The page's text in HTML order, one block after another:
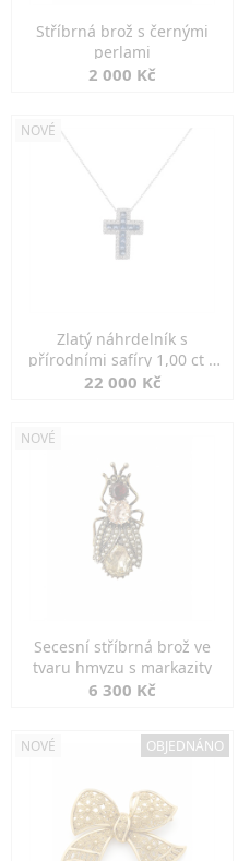
Stříbrná brož s černými
perlami
2 000 Kč
NOVÉ
Zlatý náhrdelník s
přírodními safíry 1,00 ct a
diamanty
22 000 Kč
NOVÉ
Secesní stříbrná brož ve
tvaru hmyzu s markazity
6 300 Kč
NOVÉ OBJEDNÁNO